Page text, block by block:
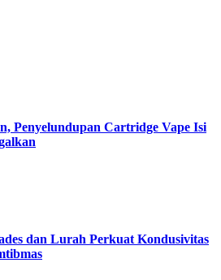
Penyelundupan Cartridge Vape Isi
dan Lurah Perkuat Kondusivitas